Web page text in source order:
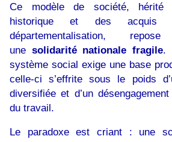
Ce modèle de société, hérité
historique et des
départementalisation,
une solidarité nationale fragile.
système social exige une base
celle-ci s’effrite sous le poids
diversifiée et d’un
du travail.
Le paradoxe est criant : une